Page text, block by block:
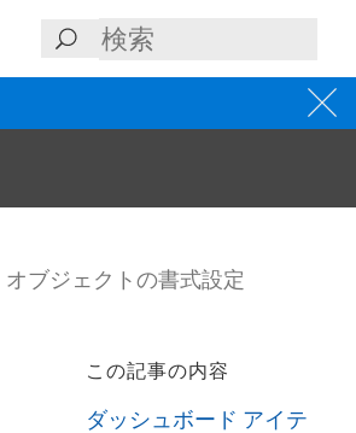
ブジェクトの書式設定
この記事の内容
ダッシュボード アイテ